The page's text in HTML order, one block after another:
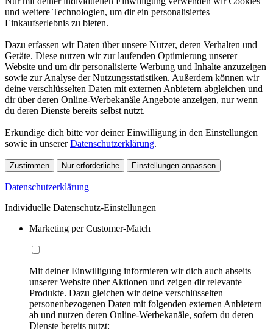
und weitere Technologien, um dir ein personalisiertes
Einkaufserlebnis zu bieten.
Dazu erfassen wir Daten über unsere Nutzer, deren Verhalten und
Geräte. Diese nutzen wir zur laufenden Optimierung unserer
Website und um dir personalisierte Werbung und Inhalte anzuzeigen
sowie zur Analyse der Nutzungsstatistiken. Außerdem können wir
deine verschlüsselten Daten mit externen Anbietern abgleichen und
dir über deren Online-Werbekanäle Angebote anzeigen, nur wenn
du deren Dienste bereits selbst nutzt.
Erkundige dich bitte vor deiner Einwilligung in den Einstellungen
sowie in unsererDatenschutzerklärung.
Zustimmen Nur erforderliche Einstellungen anpassen
Datenschutzerklärung
Individuelle Datenschutz-Einstellungen
Marketing per Customer-Match
Mit deiner Einwilligung informieren wir dich auch abseits
unserer Website über Aktionen und zeigen dir relevante
Produkte. Dazu gleichen wir deine verschlüsselten
personenbezogenen Daten mit folgenden externen Anbietern
ab und nutzen deren Online-Werbekanäle, sofern du deren
Dienste bereits nutzt: